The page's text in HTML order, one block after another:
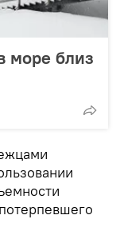
море близ